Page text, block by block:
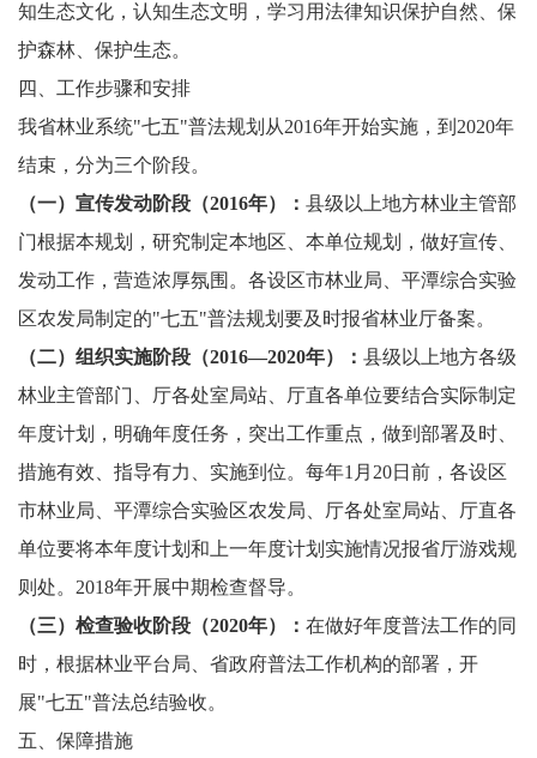
知生态文化，认知生态文明，学习用法律知识保护自然、保
护森林、保护生态。
四、工作步骤和安排
我省林业系统"七五"普法规划从2016年开始实施，到2020年
结束，分为三个阶段。
（一）宣传发动阶段（2016年）： 县级以上地方林业主管部
门根据本规划，研究制定本地区、本单位规划，做好宣传、
发动工作，营造浓厚氛围。各设区市林业局、平潭综合实验
区农发局制定的"七五"普法规划要及时报省林业厅备案。
（二）组织实施阶段（2016—2020年）： 县级以上地方各级
林业主管部门、厅各处室局站、厅直各单位要结合实际制定
年度计划，明确年度任务，突出工作重点，做到部署及时、
措施有效、指导有力、实施到位。每年1月20日前，各设区
市林业局、平潭综合实验区农发局、厅各处室局站、厅直各
单位要将本年度计划和上一年度计划实施情况报省厅游戏规
则处。2018年开展中期检查督导。
（三）检查验收阶段（2020年）： 在做好年度普法工作的同
时，根据林业平台局、省政府普法工作机构的部署，开
展"七五"普法总结验收。
五、保障措施